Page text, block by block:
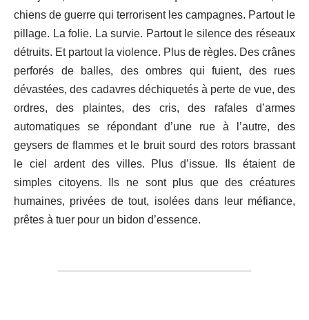
chiens de guerre qui terrorisent les campagnes. Partout le
pillage. La folie. La survie. Partout le silence des réseaux
détruits. Et partout la violence. Plus de règles. Des crânes
perforés de balles, des ombres qui fuient, des rues
dévastées, des cadavres déchiquetés à perte de vue, des
ordres, des plaintes, des cris, des rafales d’armes
automatiques se répondant d’une rue à l’autre, des
geysers de flammes et le bruit sourd des rotors brassant
le ciel ardent des villes. Plus d’issue. Ils étaient de
simples citoyens. Ils ne sont plus que des créatures
humaines, privées de tout, isolées dans leur méfiance,
prêtes à tuer pour un bidon d’essence.